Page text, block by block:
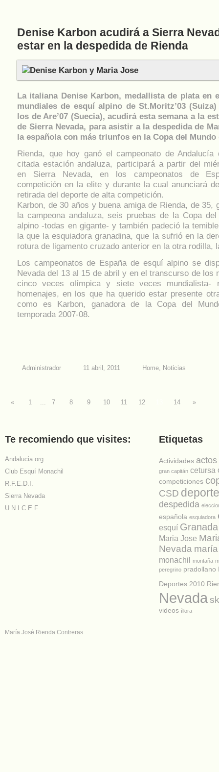
Denise Karbon acudirá a Sierra
estar en la despedida de Rienda
La italiana Denise Karbon, medallista de plata en
mundiales de esquí alpino de St.Moritz’03
los de Are’07 (Suecia), acudirá esta semana a la
de Sierra Nevada, para asistir a la despedida de
la española con más triunfos en la Copa del Mundo
Rienda, que hoy ganó el campeonato de
citada estación andaluza, participará a partir del
en Sierra Nevada, en los campeonatos de
competición en la elite y durante la cual anunciará
retirada del deporte de alta competición.
Karbon, de 30 años y buena amiga de Rienda, de 35,
la campeona andaluza, seis pruebas de la Copa
alpino -todas en gigante- y también padeció la temible
la que la esquiadora granadina, que la sufrió en la
rotura de ligamento cruzado anterior en la otra rodilla,
Los campeonatos de España de esquí alpino se
Nevada del 13 al 15 de abril y en el transcurso de los
cinco veces olímpica y siete veces mundialista-
homenajes, en los que ha querido estar presente
como es Karbon, ganadora de la Copa del
temporada 2007-08.
Administrador 11 abril, 2011 Home Noticias
« 1 7 8 9 10 11 12 14 »
Te recomiendo que visites:
Andalucia.org
Club Esquí Monachil
R.F.E.D.I.
Sierra Nevada
U N I C E F
Etiquetas
Actividades actos
gran capitán cetursa
competiciones
CSD deporte
despedida
española esquiadora
esquí Granada
Maria Jose
Nevada
monachil montaña
peregrino pradollano
Deportes 2010
Nevada
videos íllora
María José Rienda Contreras